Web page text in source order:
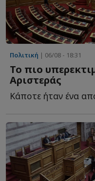
Πολιτική | 06/08 - 18:31
Το πιο
Αριστεράς